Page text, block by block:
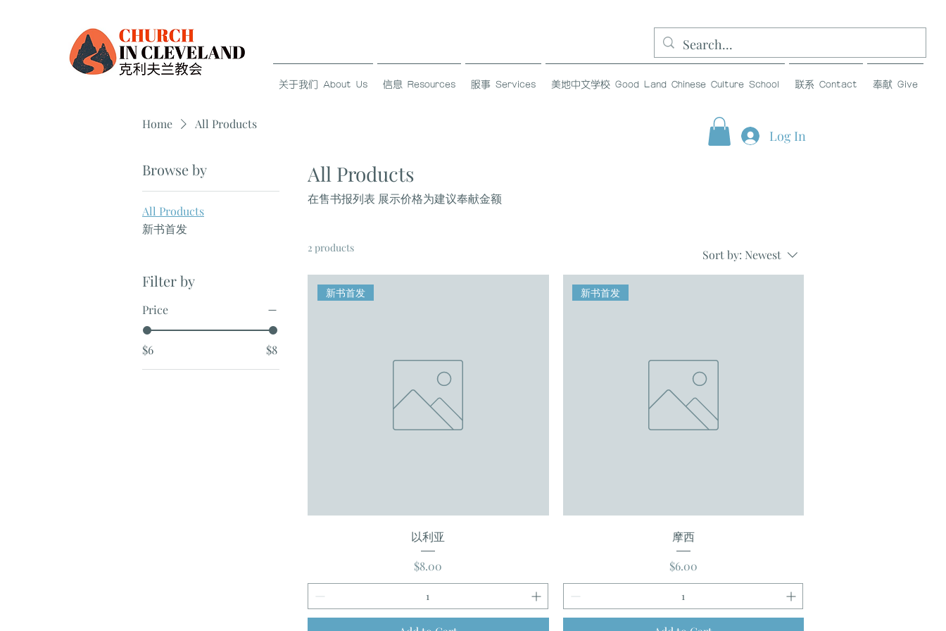
关于我们 About Us 信息 Resources 服事 Services 美地中文学校 Good Land Chinese Culture School 联系 Contact 奉献 Give
Home All Products
Browse by
All Products
新书首发
Filter by
Price
$6 $8
All Products
在售书报列表 展示价格为建议奉献金额
2 products Sort by: Newest
新书首发
以利亚
Price
$8.00
新书首发
摩西
Price
$6.00
Log In